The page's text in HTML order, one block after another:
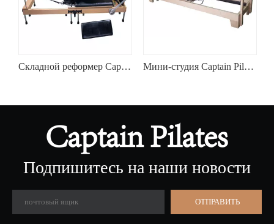
Складной реформер Captain Pilates Pro NJH1B Мини-студия Captain Pilates Pilates Reformer NJC1C
Подпишитесь на наши новости
ОТПРАВИТЬ